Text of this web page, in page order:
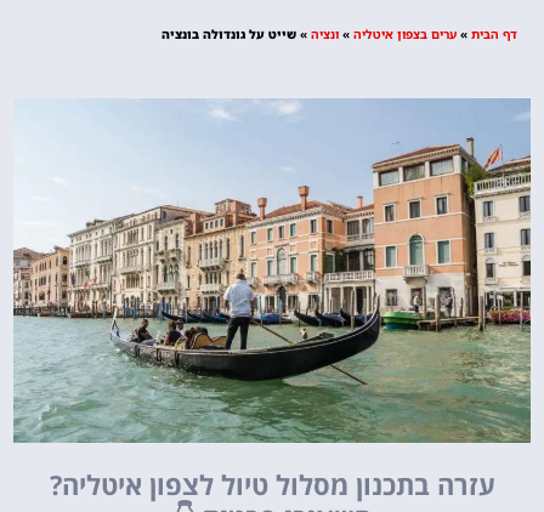
דף הבית » ערים בצפון איטליה » ונציה » שייט על גונדולה בונציה
עזרה בתכנון מסלול טיול לצפון איטליה?